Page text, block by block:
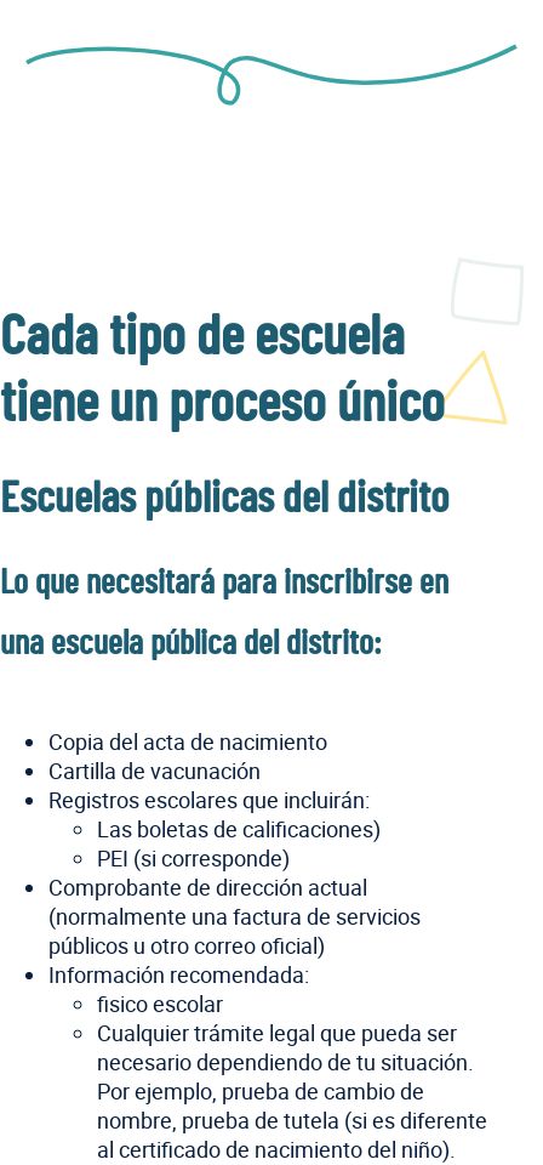
Cada tipo de escuela
tiene un proceso único
Escuelas públicas del distrito
Lo que necesitará para inscribirse en
una escuela pública del distrito:
Copia del acta de nacimiento
Cartilla de vacunación
Registros escolares que incluirán:
Las boletas de calificaciones)
PEI (si corresponde)
Comprobante de dirección actual
(normalmente una factura de servicios
públicos u otro correo oficial)
Información recomendada:
fisico escolar
Cualquier trámite legal que pueda ser
necesario dependiendo de tu situación.
Por ejemplo, prueba de cambio de
nombre, prueba de tutela (si es diferente
al certificado de nacimiento del niño).